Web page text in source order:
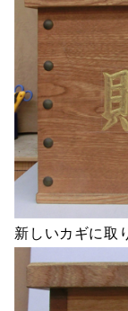
新しいカギに取